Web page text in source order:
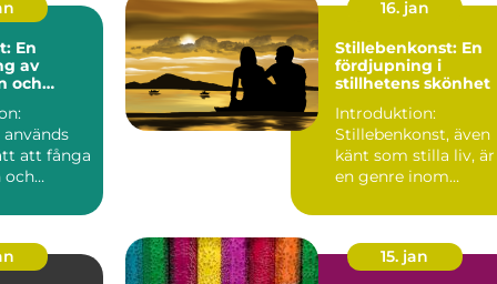
En
av
och
att fånga
och
16. jan
Stillebenkonst: En
fördjupning i
stillhetens skönhet
Introduktion:
Stillebenkonst, även
känt som stilla liv, är
en genre inom
som h...
15. jan